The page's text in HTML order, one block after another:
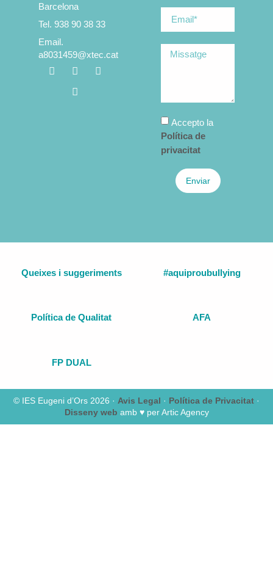
Barcelona
Tel. 938 90 38 33
Email.
a8031459@xtec.cat
Accepto la
Política de
privacitat
Enviar
Queixes i suggeriments #aquiproubullying
Política de Qualitat AFA
FP DUAL
© IES Eugeni d’Ors 2026 · Avis Legal · Política de Privacitat ·
Disseny web amb ♥️ per Artic Agency